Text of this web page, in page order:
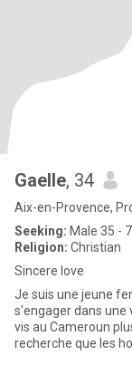
Gaelle, 34
Aix-en-Provence,
Seeking: Male 35 -
Religion: Christian
Sincere love
Je suis une jeune
s'engager dans une
vis au Cameroun
recherche que les